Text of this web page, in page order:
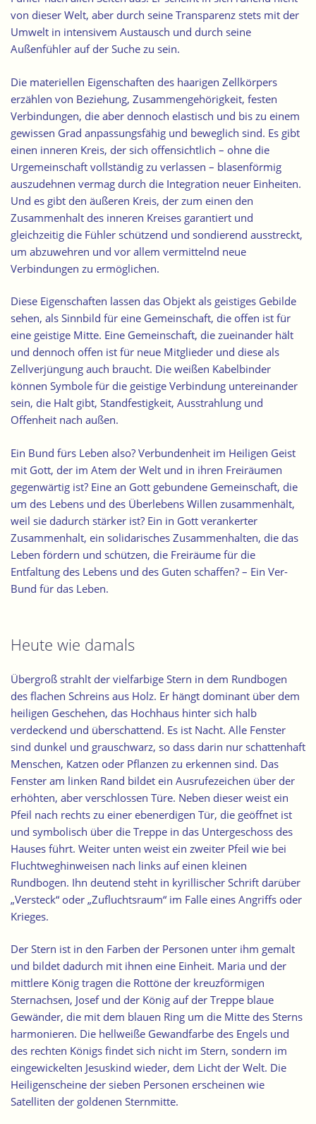
von dieser Welt, aber durch seine Transparenz stets mit der
Umwelt in intensivem Austausch und durch seine
Außenfühler auf der Suche zu sein.
Die materiellen Eigenschaften des haarigen Zellkörpers
erzählen von Beziehung, Zusammengehörigkeit, festen
Verbindungen, die aber dennoch elastisch und bis zu einem
gewissen Grad anpassungsfähig und beweglich sind. Es gibt
einen inneren Kreis, der sich offensichtlich – ohne die
Urgemeinschaft vollständig zu verlassen – blasenförmig
auszudehnen vermag durch die Integration neuer Einheiten.
Und es gibt den äußeren Kreis, der zum einen den
Zusammenhalt des inneren Kreises garantiert und
gleichzeitig die Fühler schützend und sondierend ausstreckt,
um abzuwehren und vor allem vermittelnd neue
Verbindungen zu ermöglichen.
Diese Eigenschaften lassen das Objekt als geistiges Gebilde
sehen, als Sinnbild für eine Gemeinschaft, die offen ist für
eine geistige Mitte. Eine Gemeinschaft, die zueinander hält
und dennoch offen ist für neue Mitglieder und diese als
Zellverjüngung auch braucht. Die weißen Kabelbinder
können Symbole für die geistige Verbindung untereinander
sein, die Halt gibt, Standfestigkeit, Ausstrahlung und
Offenheit nach außen.
Ein Bund fürs Leben also? Verbundenheit im Heiligen Geist
mit Gott, der im Atem der Welt und in ihren Freiräumen
gegenwärtig ist? Eine an Gott gebundene Gemeinschaft, die
um des Lebens und des Überlebens Willen zusammenhält,
weil sie dadurch stärker ist? Ein in Gott verankerter
Zusammenhalt, ein solidarisches Zusammenhalten, die das
Leben fördern und schützen, die Freiräume für die
Entfaltung des Lebens und des Guten schaffen? – Ein Ver-
Bund für das Leben.
Heute wie damals
Übergroß strahlt der vielfarbige Stern in dem Rundbogen
des flachen Schreins aus Holz. Er hängt dominant über dem
heiligen Geschehen, das Hochhaus hinter sich halb
verdeckend und überschattend. Es ist Nacht. Alle Fenster
sind dunkel und grauschwarz, so dass darin nur schattenhaft
Menschen, Katzen oder Pflanzen zu erkennen sind. Das
Fenster am linken Rand bildet ein Ausrufezeichen über der
erhöhten, aber verschlossen Türe. Neben dieser weist ein
Pfeil nach rechts zu einer ebenerdigen Tür, die geöffnet ist
und symbolisch über die Treppe in das Untergeschoss des
Hauses führt. Weiter unten weist ein zweiter Pfeil wie bei
Fluchtweghinweisen nach links auf einen kleinen
Rundbogen. Ihn deutend steht in kyrillischer Schrift darüber
„Versteck“ oder „Zufluchtsraum“ im Falle eines Angriffs oder
Krieges.
Der Stern ist in den Farben der Personen unter ihm gemalt
und bildet dadurch mit ihnen eine Einheit. Maria und der
mittlere König tragen die Rottöne der kreuzförmigen
Sternachsen, Josef und der König auf der Treppe blaue
Gewänder, die mit dem blauen Ring um die Mitte des Sterns
harmonieren. Die hellweiße Gewandfarbe des Engels und
des rechten Königs findet sich nicht im Stern, sondern im
eingewickelten Jesuskind wieder, dem Licht der Welt. Die
Heiligenscheine der sieben Personen erscheinen wie
Satelliten der goldenen Sternmitte.